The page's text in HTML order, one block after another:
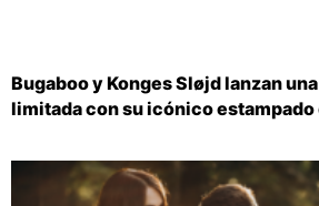
Bugaboo y Konges Sløjd lanzan
limitada con su icónico estampado